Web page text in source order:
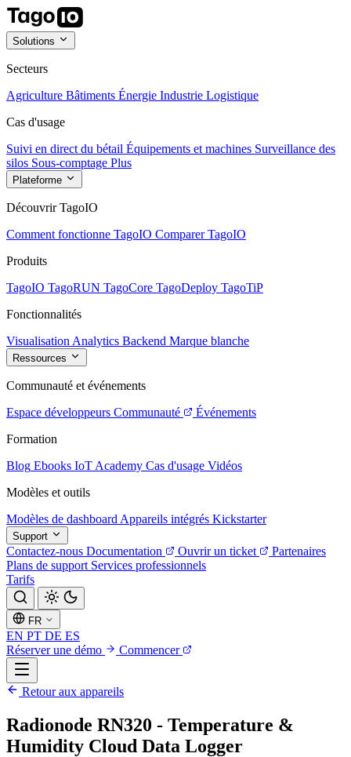
Solutions
Secteurs
Agriculture Bâtiments Énergie Industrie Logistique
Cas d'usage
Suivi en direct du bétail Équipements et machines Surveillance des
silos Sous-comptage Plus
Plateforme
Découvrir TagoIO
Comment fonctionne TagoIO Comparer TagoIO
Produits
TagoIO TagoRUN TagoCore TagoDeploy TagoTiP
Fonctionnalités
Visualisation Analytics Backend Marque blanche
Ressources
Communauté et événements
Espace développeurs Communauté
Événements
Formation
Blog Ebooks IoT Academy Cas d'usage Vidéos
Modèles et outils
Modèles de dashboard Appareils intégrés Kickstarter
Support
Contactez-nous Documentation Ouvrir un ticket
Partenaires
Plans de support Services professionnels
Tarifs
FR
EN PT DE ES
Réserver une démo
Commencer
Retour aux appareils
Radionode RN320 - Temperature &
Humidity Cloud Data Logger